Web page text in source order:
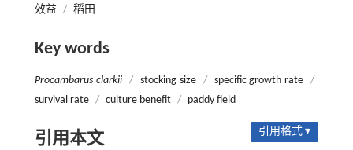
效益 / 稻田
Key words
Procambarus clarkii / stocking size / specific growth rate
/
survival rate / culture benefit / paddy field
引用本文 引用格式 ▾